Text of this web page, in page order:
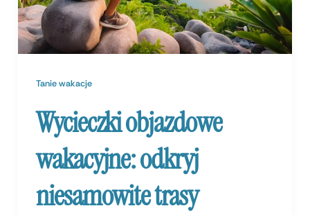
Tanie wakacje
Wycieczki objazdowe
wakacyjne: odkryj
niesamowite trasy